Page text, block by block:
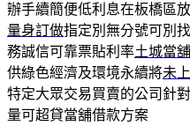
辦手續簡便低利息在板橋區
量身訂做指定別無分號可別
務誠信可靠票貼利率土城當舖
供綠色經濟及環境永續將未
特定大眾交易買賣的公司針
量可超貸當舖借款方案